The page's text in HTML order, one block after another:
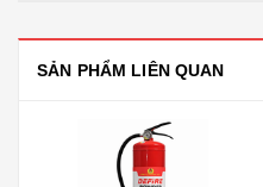
SẢN PHẨM LIÊN QUAN